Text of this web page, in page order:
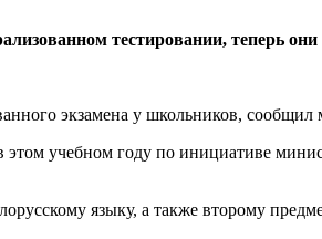
тестировании, теперь
экзамена у школьников,
учебном году по инициативе
языку, а также второму